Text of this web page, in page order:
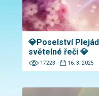
💎Poselství
světelné řeči 💎
17223 16. 3. 2025